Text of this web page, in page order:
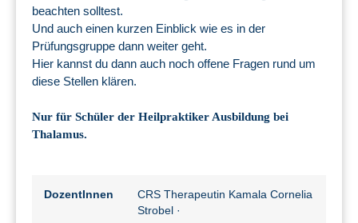
beachten solltest.
Und auch einen kurzen Einblick wie es in der
Prüfungsgruppe dann weiter geht.
Hier kannst du dann auch noch offene Fragen rund um
diese Stellen klären.
Nur für Schüler der Heilpraktiker Ausbildung bei
Thalamus.
DozentInnen
CRS Therapeutin Kamala Cornelia
Strobel ·